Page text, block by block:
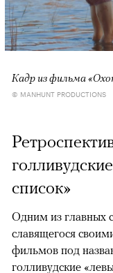
Кадр из фильма
© MANHUNT PRODUCTIONS
список»
Одним из главных
славящегося
фильмов под
голливудские